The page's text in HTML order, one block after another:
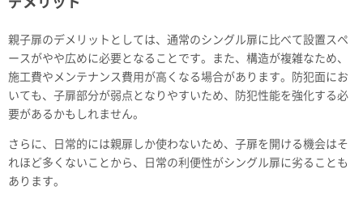
親子扉のデメリットとしては、通常のシングル扉に比べて設置スペ
ースがやや広めに必要となることです。また、構造が複雑なため、
施工費やメンテナンス費用が高くなる場合があります。防犯面にお
いても、子扉部分が弱点となりやすいため、防犯性能を強化する必
要があるかもしれません。
さらに、日常的には親扉しか使わないため、子扉を開ける機会はそ
れほど多くないことから、日常の利便性がシングル扉に劣ることも
あります。